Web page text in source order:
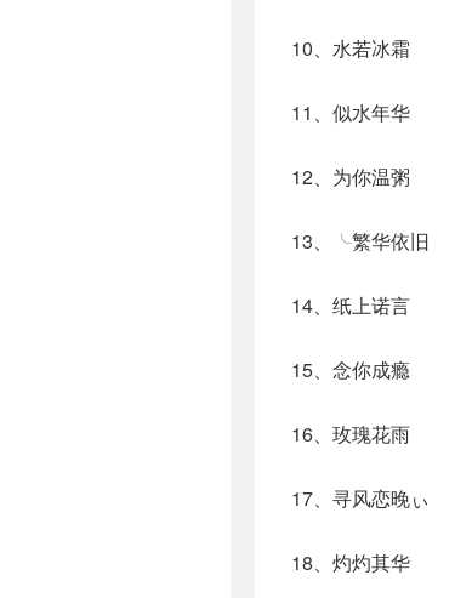
10、水若冰霜
11、似水年华
12、为你温粥
13、╰繁华依旧
14、纸上诺言
15、念你成瘾
16、玫瑰花雨
17、寻风恋晚ぃ
18、灼灼其华